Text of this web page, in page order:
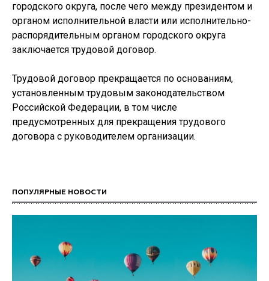
городского округа, после чего между президентом и
органом исполнительной власти или исполнительно-
распорядительным органом городского округа
заключается трудовой договор.
Трудовой договор прекращается по основаниям,
установленным трудовым законодательством
Российской Федерации, в том числе
предусмотренных для прекращения трудового
договора с руководителем организации.
ПОПУЛЯРНЫЕ НОВОСТИ